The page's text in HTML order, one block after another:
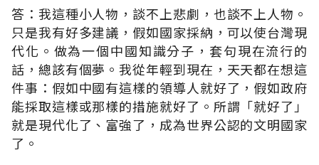
答：我這種小人物，談不上悲劇，也談不上人物。
只是我有好多建議，假如國家採納，可以使台灣現
代化。做為一個中國知識分子，套句現在流行的
話，總該有個夢。我從年輕到現在，天天都在想這
件事：假如中國有這樣的領導人就好了，假如政府
能採取這樣或那樣的措施就好了。所謂「就好了」
就是現代化了、富強了，成為世界公認的文明國家
了。